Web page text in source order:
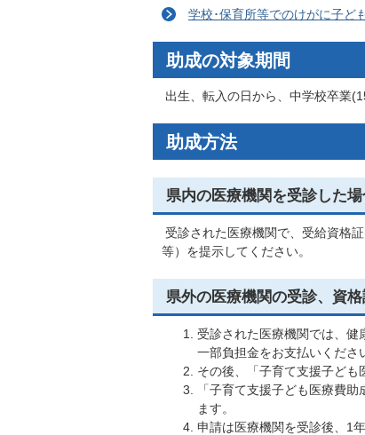
学校･保育所等でのけがに子ど
助成の対象期間
出生、転入の日から、中学校卒業
助成方法
県内の医療機関を受診した
受診された医療機関で、受給資格
等）を提示してください。
県外の医療機関の受診、資
受診された医療機関では、健
一部負担金をお支払いくださ
その後、「子育て支援子ども
「子育て支援子ども医療費
ます。
申請は医療機関を受診後、1